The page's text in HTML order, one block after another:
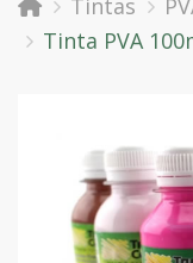
Tintas
Tinta PVA